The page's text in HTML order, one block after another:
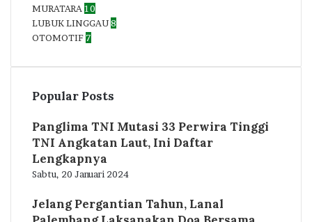
MURATARA 10
LUBUK LINGGAU8
OTOMOTIF 7
Popular Posts
Panglima TNI Mutasi 33 Perwira Tinggi
TNI Angkatan Laut, Ini Daftar
Lengkapnya
Sabtu, 20 Januari 2024
Jelang Pergantian Tahun, Lanal